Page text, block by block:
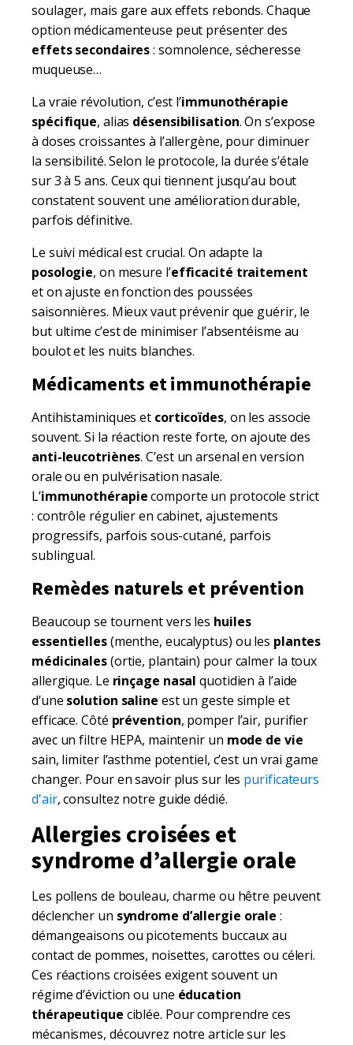
soulager, mais gare aux effets rebonds. Chaque
option médicamenteuse peut présenter des
effets secondaires: somnolence, sécheresse
muqueuse…
La vraie révolution, c’est l’immunothérapie
spécifique, alias désensibilisation. On s’expose
à doses croissantes à l’allergène, pour diminuer
la sensibilité. Selon le protocole, la durée s’étale
sur 3 à 5 ans. Ceux qui tiennent jusqu’au bout
constatent souvent une amélioration durable,
parfois définitive.
Le suivi médical est crucial. On adapte la
posologie, on mesure l’efficacité traitement
et on ajuste en fonction des poussées
saisonnières. Mieux vaut prévenir que guérir, le
but ultime c’est de minimiser l’absentéisme au
boulot et les nuits blanches.
Médicaments et immunothérapie
Antihistaminiques et corticoïdes, on les associe
souvent. Si la réaction reste forte, on ajoute des
anti-leucotriènes. C’est un arsenal en version
orale ou en pulvérisation nasale.
L’immunothérapiecomporte un protocole strict
: contrôle régulier en cabinet, ajustements
progressifs, parfois sous-cutané, parfois
sublingual.
Remèdes naturels et prévention
Beaucoup se tournent vers les huiles
essentielles(menthe, eucalyptus) ou les plantes
médicinales(ortie, plantain) pour calmer la toux
allergique. Le rinçage nasal quotidien à l’aide
d’une solution saline est un geste simple et
efficace. Côté prévention, pomper l’air, purifier
avec un filtre HEPA, maintenir un mode de vie
sain, limiter l’asthme potentiel, c’est un vrai game
changer. Pour en savoir plus sur les purificateurs
d'air, consultez notre guide dédié.
Allergies croisées et
syndrome d’allergie orale
Les pollens de bouleau, charme ou hêtre peuvent
déclencher un syndrome d’allergie orale :
démangeaisons ou picotements buccaux au
contact de pommes, noisettes, carottes ou céleri.
Ces réactions croisées exigent souvent un
régime d’éviction ou une éducation
thérapeutique ciblée. Pour comprendre ces
mécanismes, découvrez notre article sur les